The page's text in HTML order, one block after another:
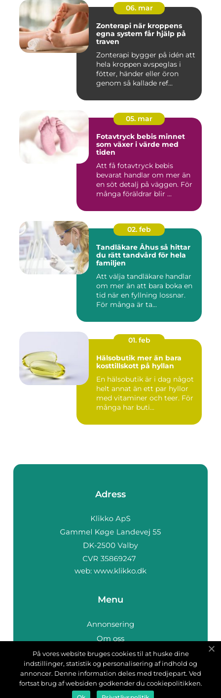
06. mar
Zonterapi när kroppens
egna system får hjälp på
traven
Zonterapi bygger på idén att
hela kroppen avspeglas i
fötter, händer eller öron
genom så kallade ref...
05. mar
Fotavtryck bebis minnet
som växer i värde med
tiden
Att få fotavtryck bebis
bevarat handlar om mer än
en söt detalj på väggen. För
många föräldrar blir ...
02. feb
Tandläkare Åhus så hittar
du rätt tandvård för hela
familjen
Att välja tandläkare handlar
om mer än att bara boka en
tid när en fyllning lossnar.
För många är ta...
01. feb
Hälsobutik mer än bara
kosttillskott på hyllan
En hälsobutik är i dag något
helt annat än ett par hyllor
med vitaminer och teer. För
många har buti...
Adress
web: www.klikko.dk
Menu
Annonsering
Om oss
Cookies
Kontakta oss
Sitemap
På vores website bruges cookies til at huske dine
indstillinger, statistik og personalisering af indhold og
annoncer. Denne information deles med tredjepart. Ved
fortsat brug af websiden godkender du cookiepolitikken.